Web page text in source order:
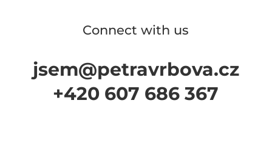
Connect with us
jsem@petravrbova.cz
+420 607 686 367